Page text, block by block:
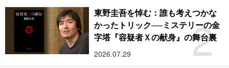
2
東野圭吾を悼む：誰も考えつかな
かったトリック──ミステリーの金
字塔『容疑者Ｘの献身』の舞台裏
2026.07.29